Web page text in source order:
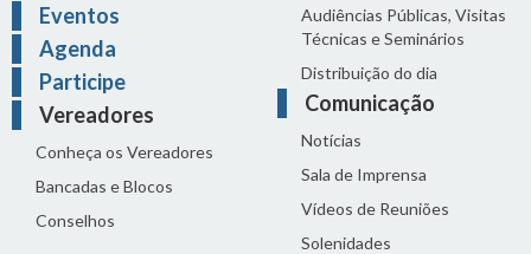
Eventos
Agenda
Participe
Vereadores
Conheça os Vereadores
Bancadas e Blocos
Conselhos
Audiências Públicas, Visitas
Técnicas e Seminários
Distribuição do dia
Comunicação
Notícias
Sala de Imprensa
Vídeos de Reuniões
Solenidades